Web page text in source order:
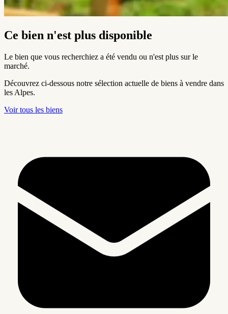
Ce bien n'est plus disponible
Le bien que vous recherchiez a été vendu ou n'est plus sur le
marché.
Découvrez ci-dessous notre sélection actuelle de biens à vendre dans
les Alpes.
Voir tous les biens